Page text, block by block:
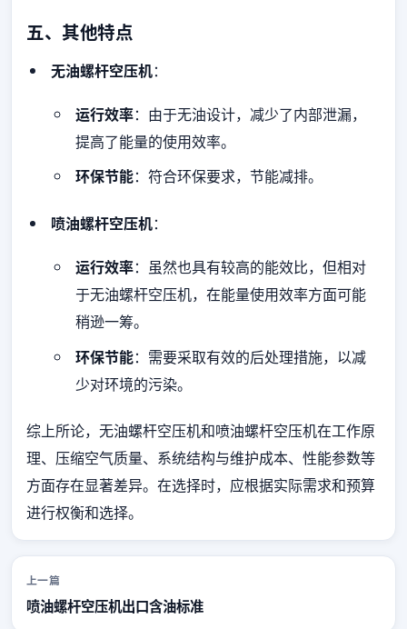
五、其他特点
无油螺杆空压机：
运行效率：由于无油设计，减少了内部泄漏，
提高了能量的使用效率。
环保节能：符合环保要求，节能减排。
喷油螺杆空压机：
运行效率：虽然也具有较高的能效比，但相对
于无油螺杆空压机，在能量使用效率方面可能
稍逊一筹。
环保节能：需要采取有效的后处理措施，以减
少对环境的污染。
综上所论，无油螺杆空压机和喷油螺杆空压机在工作原
理、压缩空气质量、系统结构与维护成本、性能参数等
方面存在显著差异。在选择时，应根据实际需求和预算
进行权衡和选择。
上一篇
喷油螺杆空压机出口含油标准